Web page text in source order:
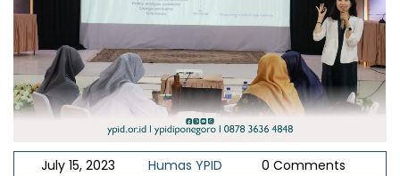
July 15, 2023 Humas YPID 0 Comments